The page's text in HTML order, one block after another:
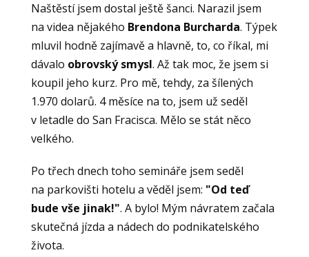
Naštěstí jsem dostal ještě šanci. Narazil jsem
na videa nějakého Brendona Burcharda. Týpek
mluvil hodně zajímavě a hlavně, to, co říkal, mi
dávalo obrovský smysl. Až tak moc, že jsem si
koupil jeho kurz. Pro mě, tehdy, za šílených
1.970 dolarů. 4 měsíce na to, jsem už seděl
v letadle do San Fracisca. Mělo se stát něco
velkého.
Po třech dnech toho semináře jsem seděl
na parkovišti hotelu a věděl jsem: "Od teď
bude vše jinak!". A bylo! Mým návratem začala
skutečná jízda a nádech do podnikatelského
života.